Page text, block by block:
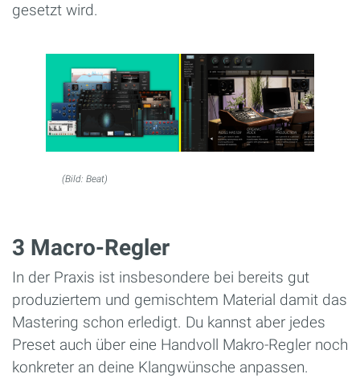
gesetzt wird.
(Bild: Beat)
3 Macro-Regler
In der Praxis ist insbesondere bei bereits gut
produziertem und gemischtem Material damit das
Mastering schon erledigt. Du kannst aber jedes
Preset auch über eine Handvoll Makro-Regler noch
konkreter an deine Klangwünsche anpassen.